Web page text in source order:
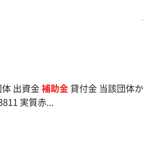
出資金補助金貸付金 当該団体
実質赤...